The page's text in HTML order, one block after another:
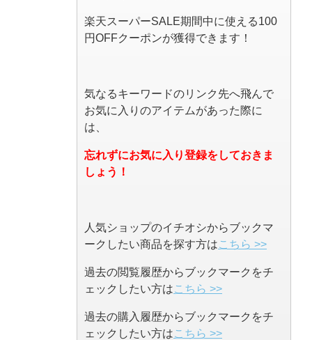
楽天スーパーSALE期間中に使える100
円OFFクーポンが獲得できます！
気なるキーワードのリンク先へ飛んで
お気に入りのアイテムがあった際に
は、
忘れずにお気に入り登録をしておきま
しょう！
人気ショップのイチオシからブックマ
ークしたい商品を探す方はこちら >>
過去の閲覧履歴からブックマークをチ
ェックしたい方はこちら >>
過去の購入履歴からブックマークをチ
ェックしたい方はこちら >>